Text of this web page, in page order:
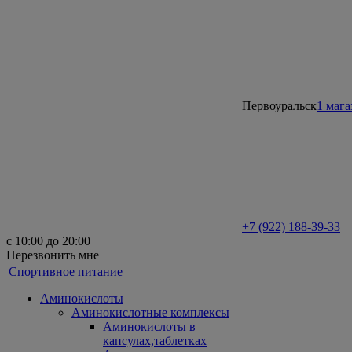
Первоуральск1
+7 (922) 188-39-33
с 10:00 до 20:00
Перезвонить мне
Спортивное питание
Аминокислоты
Аминокислотные комплексы
Аминокислоты в
капсулах,таблетках